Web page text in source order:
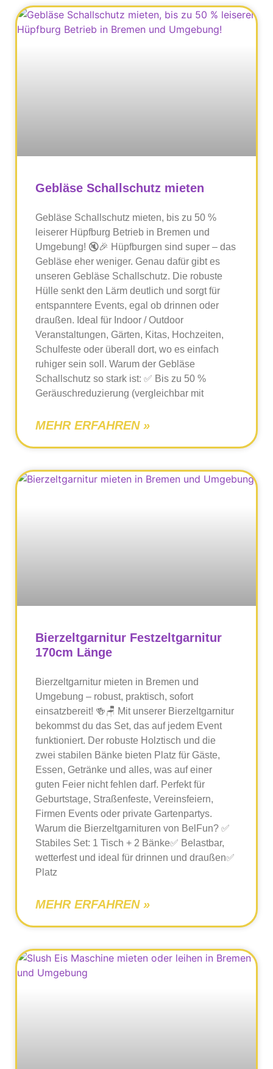
Gebläse Schallschutz mieten
Gebläse Schallschutz mieten, bis zu 50 %
leiserer Hüpfburg Betrieb in Bremen und
Umgebung! 🔇🎉 Hüpfburgen sind super – das
Gebläse eher weniger. Genau dafür gibt es
unseren Gebläse Schallschutz. Die robuste
Hülle senkt den Lärm deutlich und sorgt für
entspanntere Events, egal ob drinnen oder
draußen. Ideal für Indoor / Outdoor
Veranstaltungen, Gärten, Kitas, Hochzeiten,
Schulfeste oder überall dort, wo es einfach
ruhiger sein soll. Warum der Gebläse
Schallschutz so stark ist: ✅ Bis zu 50 %
Geräuschreduzierung (vergleichbar mit
MEHR ERFAHREN »
Bierzeltgarnitur Festzeltgarnitur
170cm Länge
Bierzeltgarnitur mieten in Bremen und
Umgebung – robust, praktisch, sofort
einsatzbereit! 🍻🪑 Mit unserer Bierzeltgarnitur
bekommst du das Set, das auf jedem Event
funktioniert. Der robuste Holztisch und die
zwei stabilen Bänke bieten Platz für Gäste,
Essen, Getränke und alles, was auf einer
guten Feier nicht fehlen darf. Perfekt für
Geburtstage, Straßenfeste, Vereinsfeiern,
Firmen Events oder private Gartenpartys.
Warum die Bierzeltgarnituren von BelFun? ✅
Stabiles Set: 1 Tisch + 2 Bänke✅ Belastbar,
wetterfest und ideal für drinnen und draußen✅
Platz
MEHR ERFAHREN »